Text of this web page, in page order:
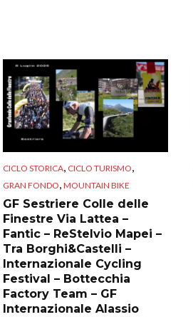
CICLO STORICA, CICLO TURISMO,
GRAN FONDO, MOUNTAIN BIKE
GF Sestriere Colle delle
Finestre Via Lattea –
Fantic – ReStelvio Mapei –
Tra Borghi&Castelli –
Internazionale Cycling
Festival – Bottecchia
Factory Team – GF
Internazionale Alassio